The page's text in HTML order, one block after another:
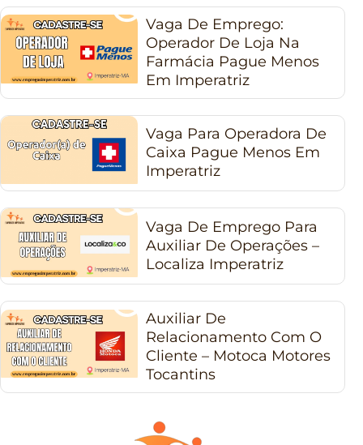
Vaga De Emprego:
Operador De Loja Na
Farmácia Pague Menos
Em Imperatriz
Vaga Para Operadora De
Caixa Pague Menos Em
Imperatriz
Vaga De Emprego Para
Auxiliar De Operações –
Localiza Imperatriz
Auxiliar De
Relacionamento Com O
Cliente – Motoca Motores
Tocantins